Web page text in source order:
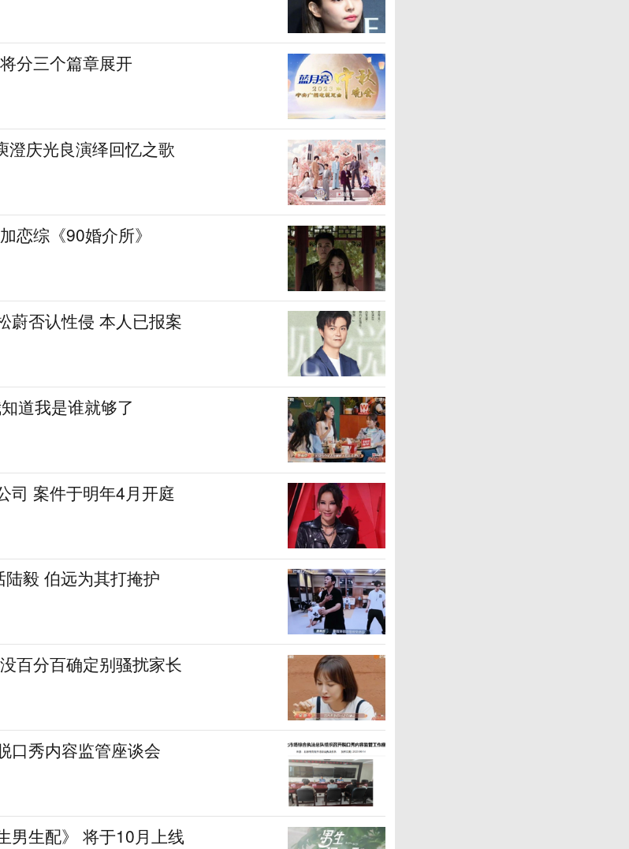
分三个篇章展开
澄庆光良演绎回忆之歌
恋综《90婚介所》
蔚否认性侵 本人已报案
道我是谁就够了
司 案件于明年4月开庭
毅 伯远为其打掩护
百分百确定别骚扰家长
口秀内容监管座谈会
男生配》 将于10月上线